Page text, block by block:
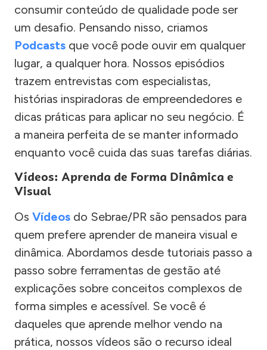
consumir conteúdo de qualidade pode ser
um desafio. Pensando nisso, criamos
Podcasts que você pode ouvir em qualquer
lugar, a qualquer hora. Nossos episódios
trazem entrevistas com especialistas,
histórias inspiradoras de empreendedores e
dicas práticas para aplicar no seu negócio. É
a maneira perfeita de se manter informado
enquanto você cuida das suas tarefas diárias.
Vídeos: Aprenda de Forma Dinâmica e
Visual
Os Vídeos do Sebrae/PR são pensados para
quem prefere aprender de maneira visual e
dinâmica. Abordamos desde tutoriais passo a
passo sobre ferramentas de gestão até
explicações sobre conceitos complexos de
forma simples e acessível. Se você é
daqueles que aprende melhor vendo na
prática, nossos vídeos são o recurso ideal